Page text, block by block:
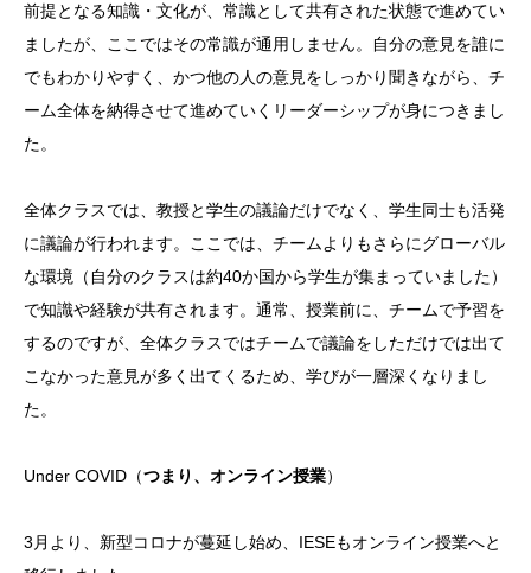
前提となる知識・文化が、常識として共有された状態で進めてい
ましたが、ここではその常識が通用しません。自分の意見を誰に
でもわかりやすく、かつ他の人の意見をしっかり聞きながら、チ
ーム全体を納得させて進めていくリーダーシップが身につきまし
た。
全体クラスでは、教授と学生の議論だけでなく、学生同士も活発
に議論が行われます。ここでは、チームよりもさらにグローバル
な環境（自分のクラスは約40か国から学生が集まっていました）
で知識や経験が共有されます。通常、授業前に、チームで予習を
するのですが、全体クラスではチームで議論をしただけでは出て
こなかった意見が多く出てくるため、学びが一層深くなりまし
た。
Under COVID（つまり、オンライン授業）
3月より、新型コロナが蔓延し始め、IESEもオンライン授業へと